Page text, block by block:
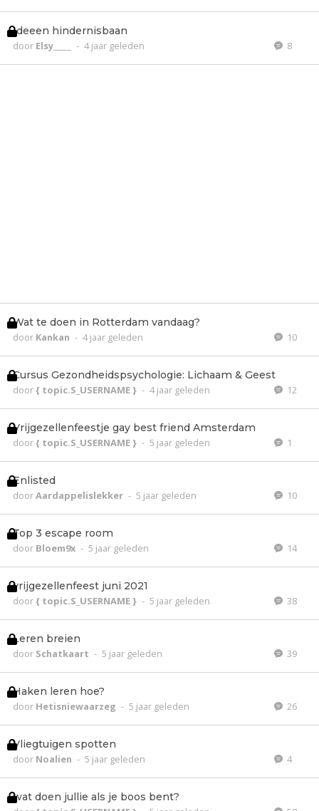
Ideeen hindernisbaan
door Elsy_____ - 4 jaar geleden 8
Wat te doen in Rotterdam vandaag?
door Kankan - 4 jaar geleden 10
Cursus Gezondheidspsychologie: Lichaam & Geest
door{ topic.S_USERNAME } - 4 jaar geleden 12
Vrijgezellenfeestje gay best friend Amsterdam
door{ topic.S_USERNAME } - 5 jaar geleden 1
Enlisted
doorAardappelislekker - 5 jaar geleden 10
Top 3 escape room
door Bloem9x - 5 jaar geleden 14
vrijgezellenfeest juni 2021
door{ topic.S_USERNAME } - 5 jaar geleden 38
Leren breien
door Schatkaart - 5 jaar geleden 39
Haken leren hoe?
door Hetisniewaarzeg - 5 jaar geleden 26
Vliegtuigen spotten
door Noalien - 5 jaar geleden 4
wat doen jullie als je boos bent?